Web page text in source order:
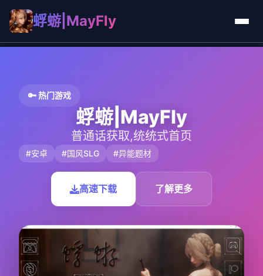
蜉蝣|MayFly
🔑 热门游戏
蜉蝣|MayFly
普通话获取,统统式首页
#安卓 #国风SLG #异能题材
高速下载 了解更多